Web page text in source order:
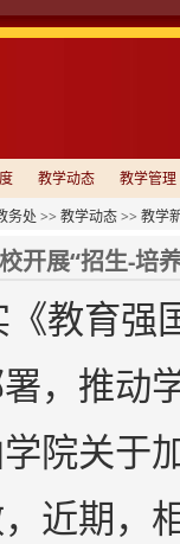
教学动态
教学管理
务处 >> 教学动态>> 教学
开展“招生-培
《教育
，推动
院关于
近期，